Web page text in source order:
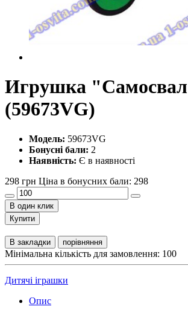
Игрушка
(59673VG)
Модель: 59673VG
Бонусні бали: 2
Наявність: Є в наявності
298 грн Ціна в бонусних бали: 298
В один клик
Купити
В закладки порівняння
Мінімальна кількість для замовлення: 100
Дитячi iграшки
Опис